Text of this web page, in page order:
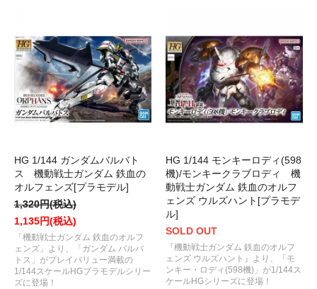
HG 1/144 ガンダムバルバト
ス 機動戦士ガンダム 鉄血の
オルフェンズ[プラモデル]
1,320円(税込)
1,135円(税込)
「機動戦士ガンダム 鉄血のオルフ
ェンズ」より、「ガンダム バルバ
トス」がプレイバリュー満載の
1/144スケールHGプラモデルシリー
ズに登場！
HG 1/144 モンキーロディ(598
機)/モンキークラブロディ 機
動戦士ガンダム 鉄血のオルフ
ェンズ ウルズハント[プラモデ
ル]
SOLD OUT
『機動戦士ガンダム 鉄血のオルフ
ェンズ ウルズハント』より、「モ
ンキー・ロディ(598機)」が1/144ス
ケールHGシリーズに登場！